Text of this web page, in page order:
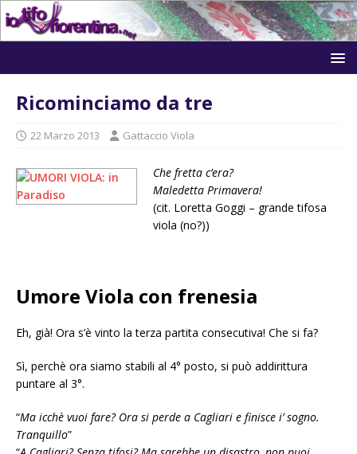
Ricominciamo da tre
22 Marzo 2013 Gattaccio Viola
Che fretta c’era?
Maledetta Primavera!
(cit. Loretta Goggi – grande tifosa
viola (no?))
Umore Viola con frenesia
Eh, già! Ora s’è vinto la terza partita consecutiva! Che si fa?
Sì, perchè ora siamo stabili al 4° posto, si può addirittura
puntare al 3°.
“Ma icchè vuoi fare? Ora si perde a Cagliari e finisce i’ sogno.
Tranquillo”